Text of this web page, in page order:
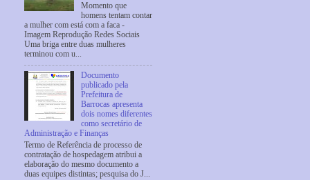
Momento que
homens tentam contar
a mulher com está com a faca -
Imagem Reprodução Redes Sociais
Uma briga entre duas mulheres
terminou com u...
Documento
publicado pela
Prefeitura de
Barrocas apresenta
dois nomes diferentes
como secretário de
Administração e Finanças
Termo de Referência de processo de
contratação de hospedagem atribui a
elaboração do mesmo documento a
duas equipes distintas; pesquisa do J...